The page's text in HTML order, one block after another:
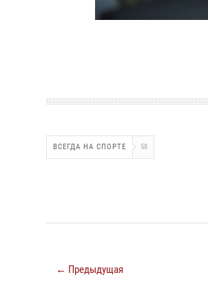
ВСЕГДА НА СПОРТЕ 58
← Предыдущая